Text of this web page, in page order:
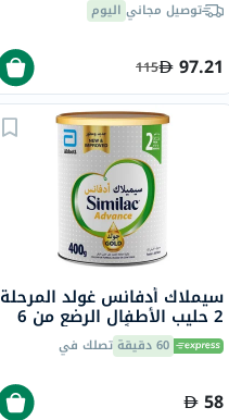
× 44 قطعة توصيل مجاني اليوم
97.21
115
سيملاك أدفانس غولد المرحلة
2 حليب الأطفال الرضع من 6
إلى 12 شهراً 400 جرام 60 دقيقة تصلك في
58